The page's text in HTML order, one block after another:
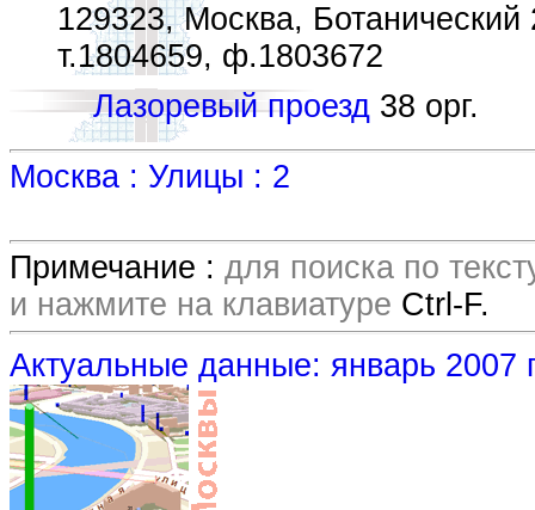
129323, Москва, Ботанический
т.1804659, ф.1803672
Лазоревый проезд 38 орг.
Москва : Улицы : 2
Примечание : для поиска по
и нажмите на клавиатуре Ctrl-F.
Актуальные данные: январь 2007